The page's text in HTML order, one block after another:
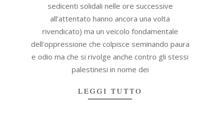
sedicenti solidali nelle ore successive
all’attentato hanno ancora una volta
rivendicato) ma un veicolo fondamentale
dell’oppressione che colpisce seminando paura
e odio ma che si rivolge anche contro gli stessi
palestinesi in nome dei
LEGGI TUTTO